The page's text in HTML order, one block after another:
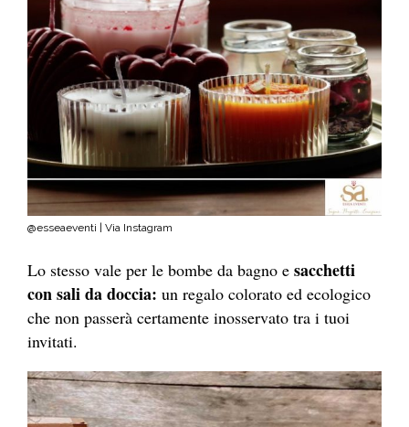
@esseaeventi | Via Instagram
Lo stesso vale per le bombe da bagno e sacchetti
con sali da doccia: un regalo colorato ed ecologico
che non passerà certamente inosservato tra i tuoi
invitati.